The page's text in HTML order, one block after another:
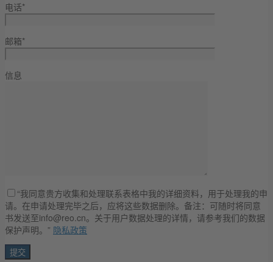
电话*
邮箱*
信息
“我同意贵方收集和处理联系表格中我的详细资料，用于处理我的申
请。在申请处理完毕之后，应将这些数据删除。备注：可随时将同意
书发送至info@reo.cn。关于用户数据处理的详情，请参考我们的数据
保护声明。” 隐私政策